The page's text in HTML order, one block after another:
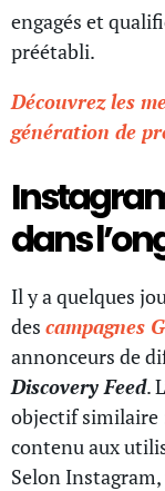
engagés et
préétabli.
Découvrez les
génération de
dans
Il y a quelques
des campagnes
annonceurs de
Discovery Feed.
objectif similaire
contenu aux
Selon